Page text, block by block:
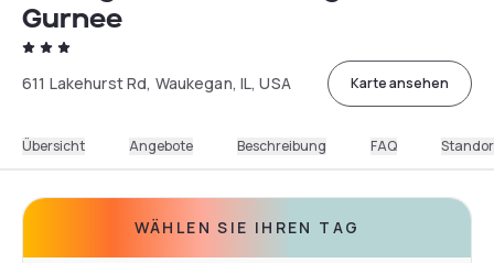
Gurnee
611 Lakehurst Rd, Waukegan, IL, USA Karte ansehen
Übersicht Angebote Beschreibung FAQ
WÄHLEN SIE IHREN TAG